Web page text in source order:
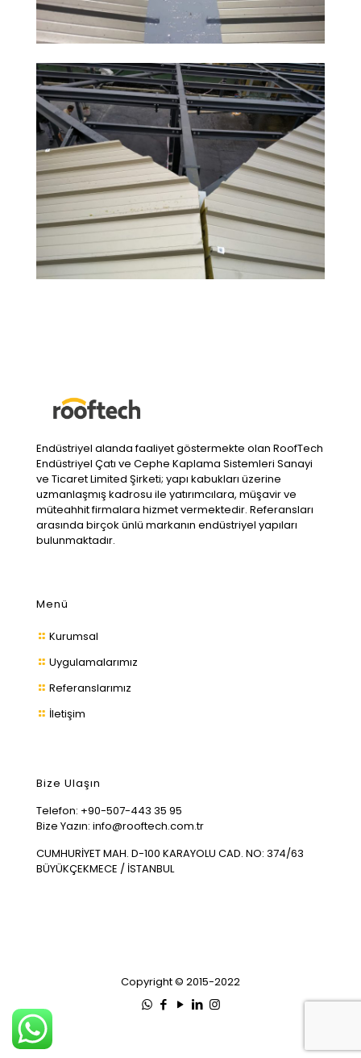
Endüstriyel alanda faaliyet göstermekte olan RoofTech
Endüstriyel Çatı ve Cephe Kaplama Sistemleri Sanayi
ve Ticaret Limited Şirketi; yapı kabukları üzerine
uzmanlaşmış kadrosu ile yatırımcılara, müşavir ve
müteahhit firmalara hizmet vermektedir. Referansları
arasında birçok ünlü markanın endüstriyel yapıları
bulunmaktadır.
Menü
Kurumsal
Uygulamalarımız
Referanslarımız
İletişim
Bize Ulaşın
Telefon: +90-507-443 35 95
Bize Yazın: info@rooftech.com.tr
CUMHURİYET MAH. D-100 KARAYOLU CAD. NO: 374/63
BÜYÜKÇEKMECE / İSTANBUL
Copyright © 2015-2022